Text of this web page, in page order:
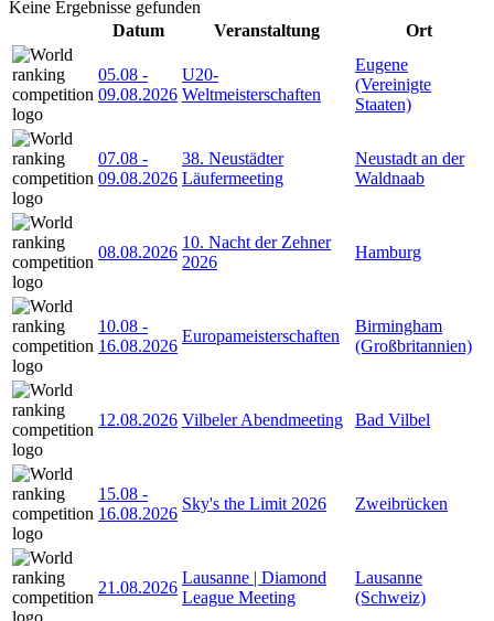
Keine Ergebnisse gefunden
Datum
Veranstaltung Ort
05.08 -
09.08.2026
U20-
Weltmeisterschaften
Eugene
(Vereinigte
Staaten)
07.08 -
09.08.2026
38. Neustädter
Läufermeeting
Neustadt an der
Waldnaab
08.08.2026
10. Nacht der Zehner
2026
Hamburg
10.08 -
16.08.2026
Europameisterschaften
Birmingham
(Großbritannien)
12.08.2026 Vilbeler Abendmeeting Bad Vilbel
15.08 -
16.08.2026
Sky's the Limit 2026 Zweibrücken
21.08.2026
Lausanne | Diamond
League Meeting
Lausanne
(Schweiz)